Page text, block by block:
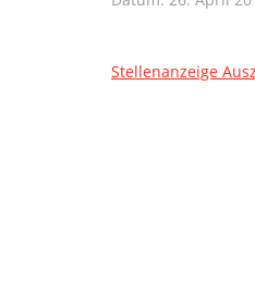
Stellenanzeige